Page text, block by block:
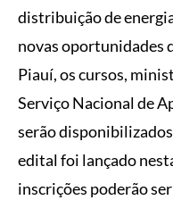
distribuição de
novas oportunidades
Piauí, os cursos,
Serviço Nacional de
serão
edital foi lançado
inscrições poderão